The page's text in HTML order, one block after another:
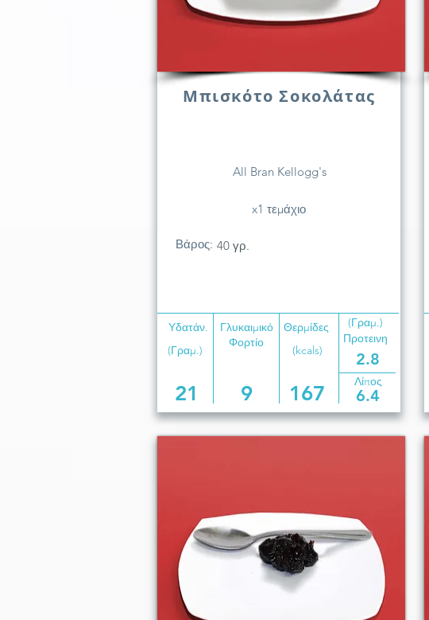
Μπισκότο Σοκολάτας
All Bran Kellogg's
x1 τεμάχιο
Βάρος: 40 γρ.
Υδατάν.
Γλυκαιμικό
Φορτίο
(Γραμ.)
Θερμίδες
(kcals)
Προτεινη
2.8
(Γραμ.)
21 9 167 Λίπος
6.4